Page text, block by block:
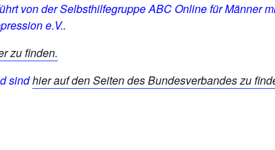
von der Selbsthilfegruppe ABC Online für Männer
e.V..
zu finden.
sindhier auf den Seiten des Bundesverbandes zu